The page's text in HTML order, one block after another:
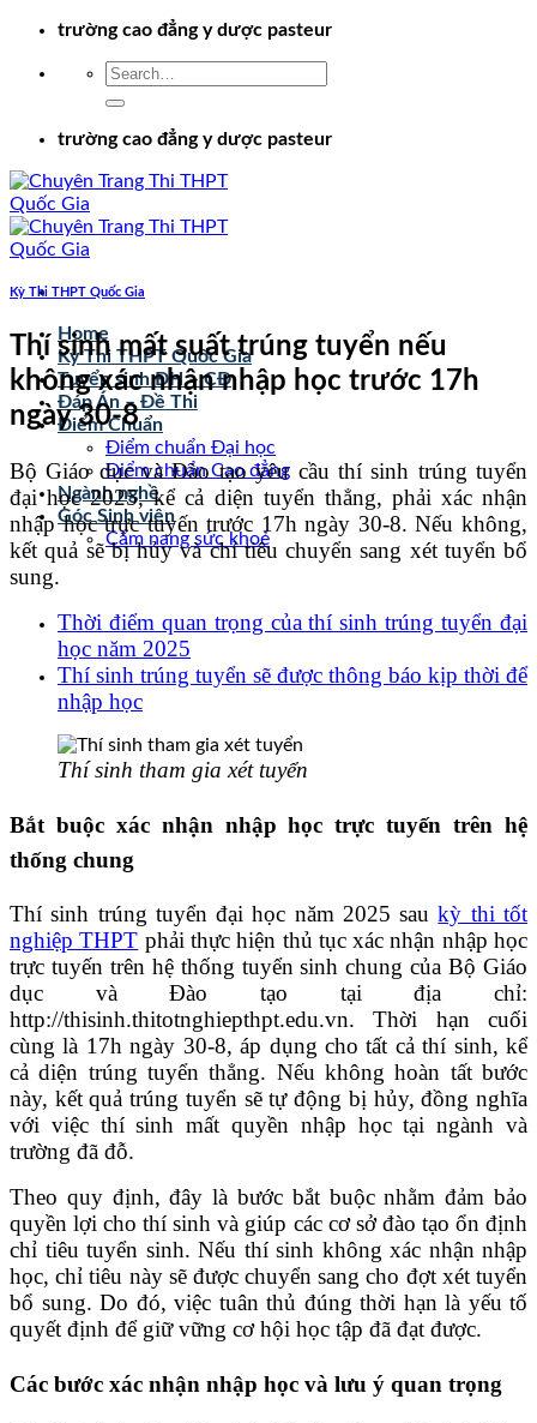
Chuyểntrường cao đẳng y dược pasteur
trường cao đẳng y dược pasteur
Home
Kỳ Thi THPT Quốc Gia
Tuyển sinh ĐH – CĐ
Đáp Án – Đề Thi
Điểm Chuẩn
Điểm chuẩn Đại học
Điểm chuẩn Cao đẳng
Ngành nghề
Góc Sinh viên
Cẩm nang sức khoẻ
Kỳ Thi THPT Quốc Gia
Thí sinh mất suất trúng tuyển nếu
không xác nhận nhập học trước 17h
ngày 30-8
Bộ Giáo dục và Đào tạo yêu cầu thí sinh trúng tuyển
đại học 2025, kể cả diện tuyển thẳng, phải xác nhận
nhập học trực tuyến trước 17h ngày 30-8. Nếu không,
kết quả sẽ bị hủy và chỉ tiêu chuyển sang xét tuyển bổ
sung.
Thời điểm quan trọng của thí sinh trúng tuyển đại
học năm 2025
Thí sinh trúng tuyển sẽ được thông báo kịp thời để
nhập học
Thí sinh tham gia xét tuyển
Bắt buộc xác nhận nhập học trực tuyến trên hệ
thống chung
Thí sinh trúng tuyển đại học năm 2025 saukỳ thi tốt
nghiệp THPT phải thực hiện thủ tục xác nhận nhập học
trực tuyến trên hệ thống tuyển sinh chung của Bộ Giáo
dục và Đào tạo tại địa chỉ:
http://thisinh.thitotnghiepthpt.edu.vn. Thời hạn cuối
cùng là 17h ngày 30-8, áp dụng cho tất cả thí sinh, kể
cả diện trúng tuyển thẳng. Nếu không hoàn tất bước
này, kết quả trúng tuyển sẽ tự động bị hủy, đồng nghĩa
với việc thí sinh mất quyền nhập học tại ngành và
trường đã đỗ.
Theo quy định, đây là bước bắt buộc nhằm đảm bảo
quyền lợi cho thí sinh và giúp các cơ sở đào tạo ổn định
chỉ tiêu tuyển sinh. Nếu thí sinh không xác nhận nhập
học, chỉ tiêu này sẽ được chuyển sang cho đợt xét tuyển
bổ sung. Do đó, việc tuân thủ đúng thời hạn là yếu tố
quyết định để giữ vững cơ hội học tập đã đạt được.
Các bước xác nhận nhập học và lưu ý quan trọng